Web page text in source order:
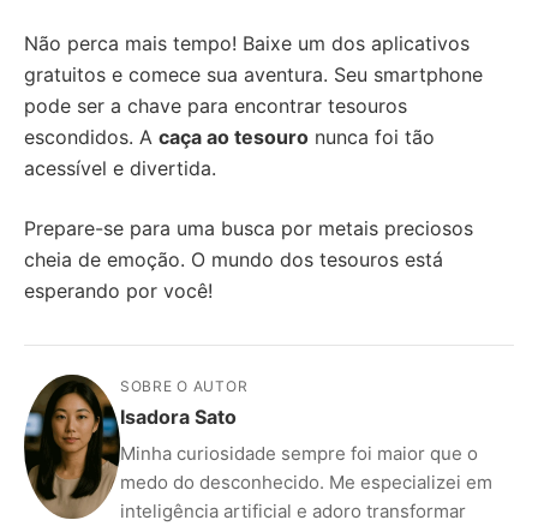
Não perca mais tempo! Baixe um dos aplicativos
gratuitos e comece sua aventura. Seu smartphone
pode ser a chave para encontrar tesouros
escondidos. A caça ao tesouro nunca foi tão
acessível e divertida.
Prepare-se para uma busca por metais preciosos
cheia de emoção. O mundo dos tesouros está
esperando por você!
SOBRE O AUTOR
Isadora Sato
Minha curiosidade sempre foi maior que o
medo do desconhecido. Me especializei em
inteligência artificial e adoro transformar